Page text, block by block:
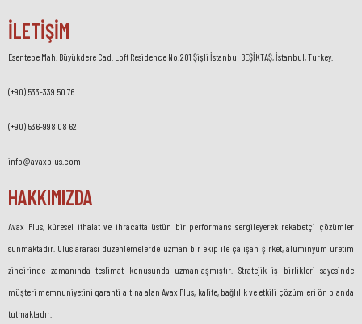
İLETİŞİM
Esentepe Mah. Büyükdere Cad. Loft Residence No:201 Şişli İstanbul BEŞİKTAŞ, İstanbul, Turkey.
(+90) 533-339 50 76
(+90) 536-998 08 62
info@avaxplus.com
HAKKIMIZDA
Avax Plus, küresel ithalat ve ihracatta üstün bir performans sergileyerek rekabetçi çözümler
sunmaktadır. Uluslararası düzenlemelerde uzman bir ekip ile çalışan şirket, alüminyum üretim
zincirinde zamanında teslimat konusunda uzmanlaşmıştır. Stratejik iş birlikleri sayesinde
müşteri memnuniyetini garanti altına alan Avax Plus, kalite, bağlılık ve etkili çözümleri ön planda
tutmaktadır.